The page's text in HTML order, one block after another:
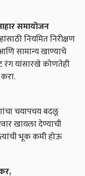
समायोजन
नियमित निरीक्षण
सामान्य खाण्याचे
रंग यांसारखे कोणतेही
चयापचय बदलू
खायला देण्याची
भूक कमी होऊ